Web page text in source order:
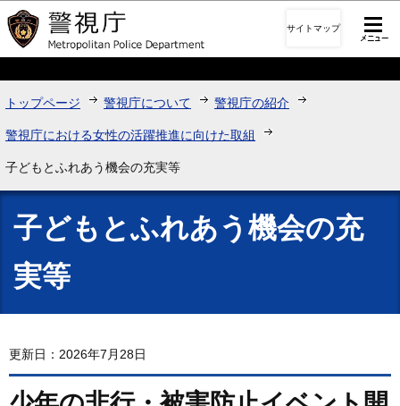
このページの本文へ移動
サイトマップ
トップページ 警視庁について 警視庁の紹介
警視庁における女性の活躍推進に向けた取組
子どもとふれあう機会の充実等
子どもとふれあう機会の充
実等
更新日：2026年7月28日